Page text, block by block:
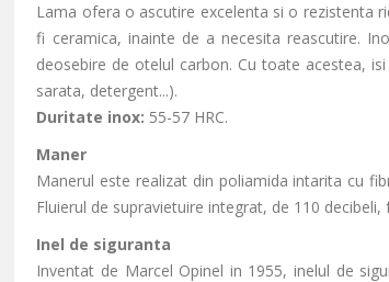
Lama ofera o ascutire excelenta si o rezistenta
fi ceramica, inainte de a necesita reascutire.
deosebire de otelul carbon. Cu toate acestea,
sarata, detergent...).
Duritate inox: 55-57 HRC.
Maner
Manerul este realizat din poliamida intarita cu
Fluierul de supravietuire integrat, de 110
Inel de siguranta
Inventat de Marcel Opinel in 1955, inelul de